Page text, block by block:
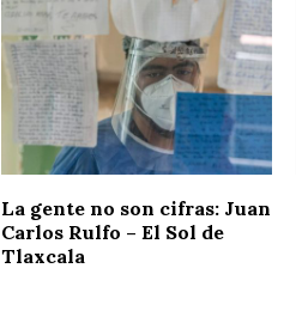
La gente no son cifras: Juan
Carlos Rulfo – El Sol de
Tlaxcala